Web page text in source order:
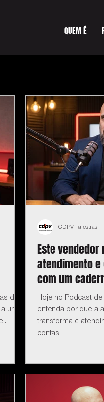
QUEM É
do
um
Este vendedor
atendimento e
com um
Hoje no Podcast de
entenda por que a
transforma o
contas.
CDPV Palestras